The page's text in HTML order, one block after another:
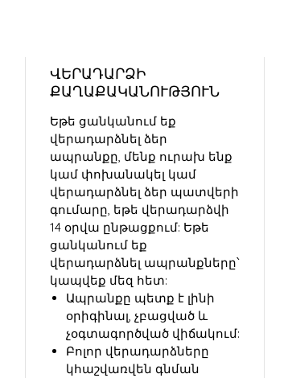
ՎԵՐԱԴԱՐՁԻ
ՔԱՂԱՔԱԿԱՆՈՒԹՅՈՒՆ
Եթե ցանկանում եք
վերադարձնել ձեր
ապրանքը, մենք ուրախ ենք
կամ փոխանակել կամ
վերադարձնել ձեր պատվերի
գումարը, եթե վերադարձվի
14 օրվա ընթացքում: Եթե
ցանկանում եք
վերադարձնել ապրանքները՝
կապվեք մեզ հետ:
Ապրանքը պետք է լինի
օրիգինալ, չբացված և
չօգտագործված վիճակում:
Բոլոր վերադարձները
կհաշվառվեն գնման